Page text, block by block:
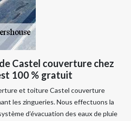
Castel couverture chez
100 % gratuit
et toiture Castel couverture
les zingueries. Nous effectuons la
d’évacuation des eaux de pluie